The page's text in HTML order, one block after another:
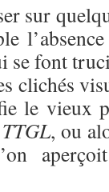
sur
font
clichés
le vieux
TTGL, ou